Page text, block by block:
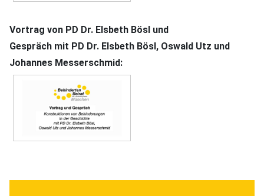
Vortrag von PD Dr. Elsbeth Bösl und
Gespräch mit PD Dr. Elsbeth Bösl, Oswald Utz und
Johannes Messerschmid: